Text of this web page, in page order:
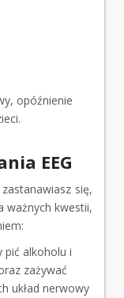
opóźnienie
EEG
się,
ważnych kwestii,
pić alkoholu i
zażywać
układ nerwowy